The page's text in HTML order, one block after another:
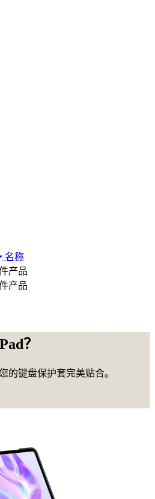
名称
产品
产品
？
的键盘保护套完美贴合。